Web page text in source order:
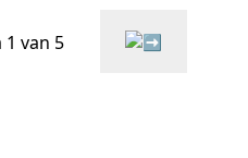
1 van 5